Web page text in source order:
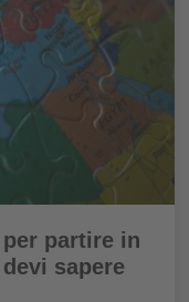
partire in
sapere